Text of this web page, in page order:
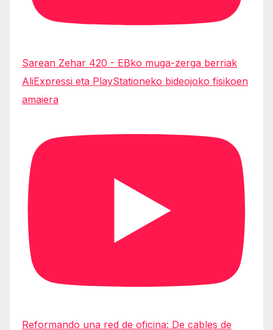
Sarean Zehar 420 - EBko muga-zerga berriak
AliExpressi eta PlayStationeko bideojoko fisikoen
amaiera
Reformando una red de oficina: De cables de